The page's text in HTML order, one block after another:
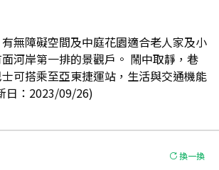
無障礙空間及中庭花園適合老人家及小
河岸第一排的景觀戶。 鬧中取靜，巷
可搭乘至亞東捷運站，生活與交通機能
日：2023/09/26)
換一換